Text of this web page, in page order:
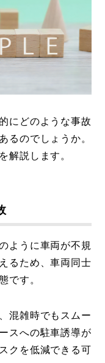
にどのような事故
るのでしょうか。
解説します。
ように車両が不規
るため、車両同士
です。
混雑時でもスムー
スへの駐車誘導が
クを低減できる可